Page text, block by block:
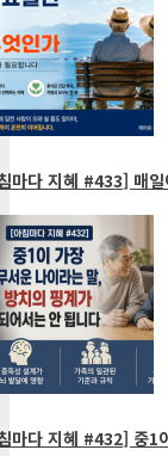
다 지혜 #433] 매일
다 지혜 #432] 중1